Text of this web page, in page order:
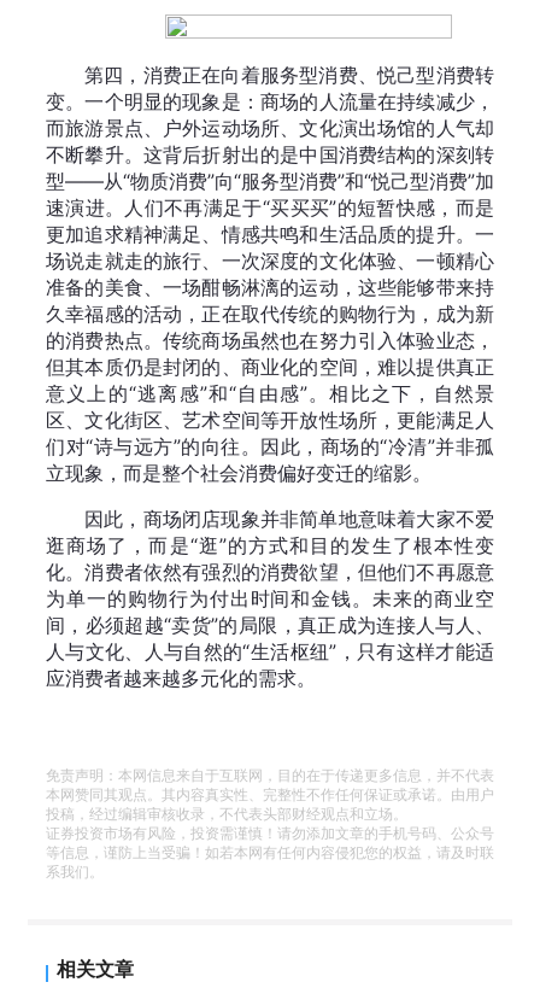
第四，消费正在向着服务型消费、悦己型消费转
变。一个明显的现象是：商场的人流量在持续减少，
而旅游景点、户外运动场所、文化演出场馆的人气却
不断攀升。这背后折射出的是中国消费结构的深刻转
型——从“物质消费”向“服务型消费”和“悦己型消费”加
速演进。人们不再满足于“买买买”的短暂快感，而是
更加追求精神满足、情感共鸣和生活品质的提升。一
场说走就走的旅行、一次深度的文化体验、一顿精心
准备的美食、一场酣畅淋漓的运动，这些能够带来持
久幸福感的活动，正在取代传统的购物行为，成为新
的消费热点。传统商场虽然也在努力引入体验业态，
但其本质仍是封闭的、商业化的空间，难以提供真正
意义上的“逃离感”和“自由感”。相比之下，自然景
区、文化街区、艺术空间等开放性场所，更能满足人
们对“诗与远方”的向往。因此，商场的“冷清”并非孤
立现象，而是整个社会消费偏好变迁的缩影。
因此，商场闭店现象并非简单地意味着大家不爱
逛商场了，而是“逛”的方式和目的发生了根本性变
化。消费者依然有强烈的消费欲望，但他们不再愿意
为单一的购物行为付出时间和金钱。未来的商业空
间，必须超越“卖货”的局限，真正成为连接人与人、
人与文化、人与自然的“生活枢纽”，只有这样才能适
应消费者越来越多元化的需求。
免责声明：本网信息来自于互联网，目的在于传递更多信息，并不代表
本网赞同其观点。其内容真实性、完整性不作任何保证或承诺。由用户
投稿，经过编辑审核收录，不代表头部财经观点和立场。
证券投资市场有风险，投资需谨慎！请勿添加文章的手机号码、公众号
等信息，谨防上当受骗！如若本网有任何内容侵犯您的权益，请及时联
系我们。
相关文章